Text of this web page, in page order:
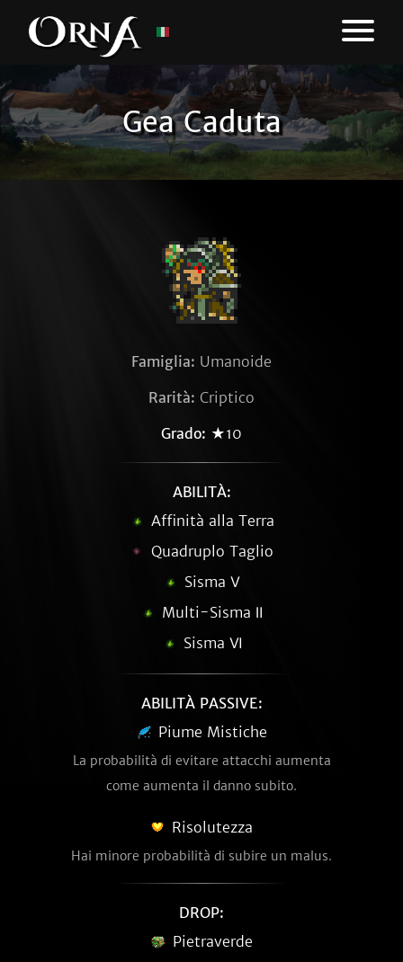
Gea Caduta
Famiglia: Umanoide
Rarità: Criptico
Grado: ★10
ABILITÀ:
Affinità alla Terra
Quadruplo Taglio
Sisma Ⅴ
Multi-Sisma Ⅱ
Sisma Ⅵ
ABILITÀ PASSIVE:
Piume Mistiche
La probabilità di evitare attacchi aumenta
come aumenta il danno subito.
Risolutezza
Hai minore probabilità di subire un malus.
DROP:
Pietraverde